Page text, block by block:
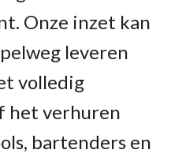
Onze inzet kan
leveren
volledig
het verhuren
bartenders en